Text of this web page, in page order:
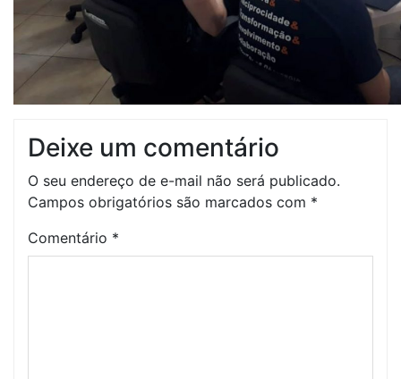
Deixe um comentário
O seu endereço de e-mail não será publicado.
Campos obrigatórios são marcados com *
Comentário *